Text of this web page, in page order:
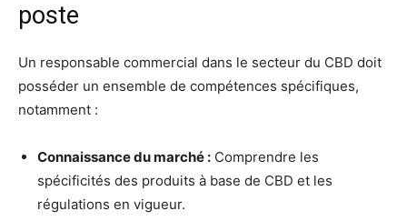
poste
Un responsable commercial dans le secteur du CBD doit
posséder un ensemble de compétences spécifiques,
notamment :
Connaissance du marché : Comprendre les
spécificités des produits à base de CBD et les
régulations en vigueur.